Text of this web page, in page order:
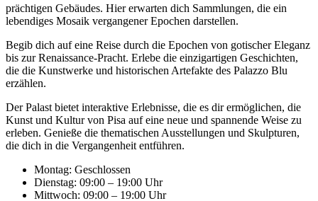
prächtigen Gebäudes. Hier erwarten dich Sammlungen, die ein
lebendiges Mosaik vergangener Epochen darstellen.
Begib dich auf eine Reise durch die Epochen von gotischer Eleganz
bis zur Renaissance-Pracht. Erlebe die einzigartigen Geschichten,
die die Kunstwerke und historischen Artefakte des Palazzo Blu
erzählen.
Der Palast bietet interaktive Erlebnisse, die es dir ermöglichen, die
Kunst und Kultur von Pisa auf eine neue und spannende Weise zu
erleben. Genieße die thematischen Ausstellungen und Skulpturen,
die dich in die Vergangenheit entführen.
Montag: Geschlossen
Dienstag: 09:00 – 19:00 Uhr
Mittwoch: 09:00 – 19:00 Uhr